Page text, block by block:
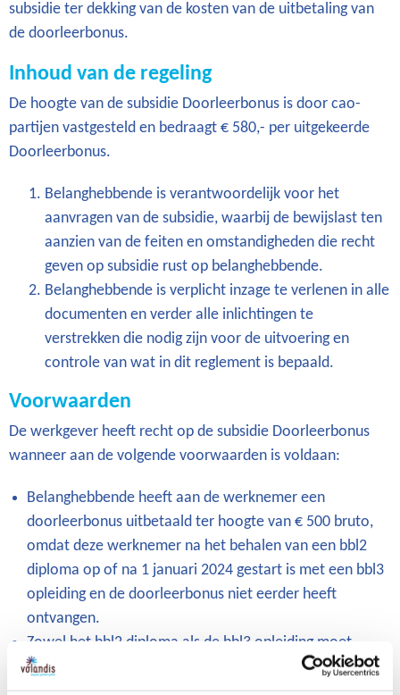
subsidie ter dekking van de kosten van de uitbetaling van
de doorleerbonus.
Inhoud van de regeling
De hoogte van de subsidie Doorleerbonus is door cao-
partijen vastgesteld en bedraagt € 580,- per uitgekeerde
Doorleerbonus.
Belanghebbende is verantwoordelijk voor het
aanvragen van de subsidie, waarbij de bewijslast ten
aanzien van de feiten en omstandigheden die recht
geven op subsidie rust op belanghebbende.
Belanghebbende is verplicht inzage te verlenen in alle
documenten en verder alle inlichtingen te
verstrekken die nodig zijn voor de uitvoering en
controle van wat in dit reglement is bepaald.
Voorwaarden
De werkgever heeft recht op de subsidie Doorleerbonus
wanneer aan de volgende voorwaarden is voldaan:
Belanghebbende heeft aan de werknemer een
doorleerbonus uitbetaald ter hoogte van € 500 bruto,
omdat deze werknemer na het behalen van een bbl2
diploma op of na 1 januari 2024 gestart is met een bbl3
opleiding en de doorleerbonus niet eerder heeft
ontvangen.
Zowel het bbl2 diploma als de bbl3 opleiding moet
liggen in het domein: